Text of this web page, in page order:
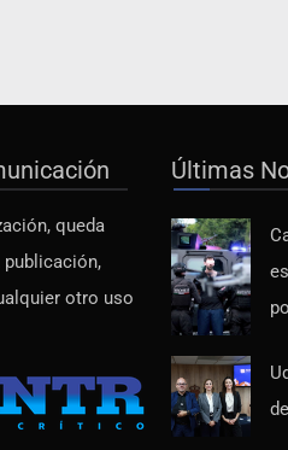
queda
publicación,
otro uso
Últimas